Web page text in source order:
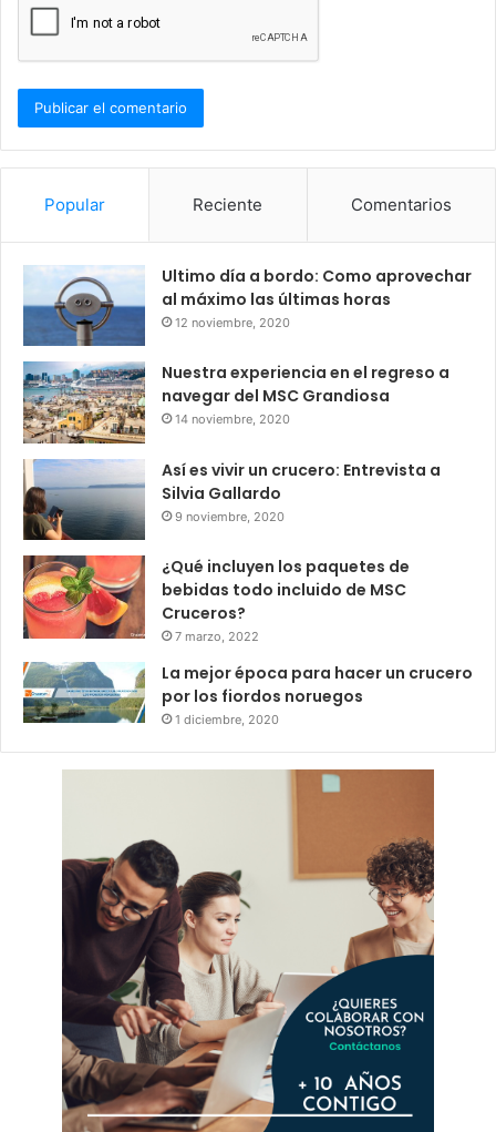
Popular Reciente Comentarios
Ultimo día a bordo: Como aprovechar
al máximo las últimas horas
12 noviembre, 2020
Nuestra experiencia en el regreso a
navegar del MSC Grandiosa
14 noviembre, 2020
Así es vivir un crucero: Entrevista a
Silvia Gallardo
9 noviembre, 2020
¿Qué incluyen los paquetes de
bebidas todo incluido de MSC
Cruceros?
7 marzo, 2022
La mejor época para hacer un crucero
por los fiordos noruegos
1 diciembre, 2020